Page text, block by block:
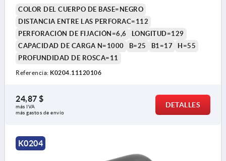
COLOR DEL CUERPO DE BASE=NEGRO
DISTANCIA ENTRE LAS PERFORAC=112
PERFORACIÓN DE FIJACIÓN=6,6
LONGITUD=129
CAPACIDAD DE CARGA N=1000
B=25 B1=17
H=55
PROFUNDIDAD DE ROSCA=11
Referencia: K0204.11120106
24,87 $
más IVA
más gastos de envío
DETALLES
K0204